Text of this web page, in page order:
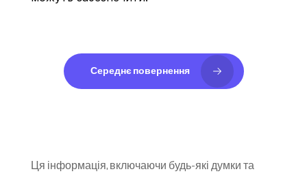
Середнє повернення
Ця інформація, включаючи будь-які думки та